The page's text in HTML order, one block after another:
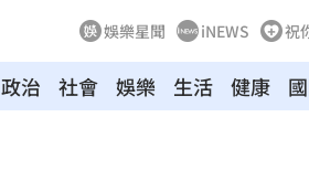
娛樂星聞 iNEWS 祝
政治 社會 娛樂 生活 健康